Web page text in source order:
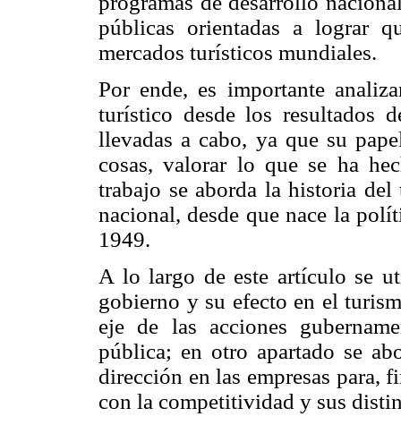
públicas orientadas a lograr
mercados turísticos mundiales.
Por ende, es importante
turístico desde los resultados
llevadas a cabo, ya que su
cosas, valorar lo que se ha
trabajo se aborda la historia
nacional, desde que nace la
1949.
A lo largo de este artículo se
gobierno y su efecto en el
eje de las acciones
pública; en otro apartado se
dirección en las empresas para,
con la competitividad y sus